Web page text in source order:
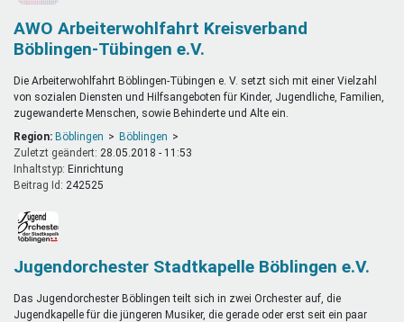
AWO Arbeiterwohlfahrt Kreisverband
Böblingen-Tübingen e.V.
Die Arbeiterwohlfahrt Böblingen-Tübingen e. V. setzt sich mit einer Vielzahl
von sozialen Diensten und Hilfsangeboten für Kinder, Jugendliche, Familien,
zugewanderte Menschen, sowie Behinderte und Alte ein.
Region: Böblingen
Böblingen
Zuletzt geändert: 28.05.2018 - 11:53
Inhaltstyp:
einrichtung
Beitrag Id: 242525
Jugendorchester Stadtkapelle Böblingen e.V.
Das Jugendorchester Böblingen teilt sich in zwei Orchester auf, die
Jugendkapelle für die jüngeren Musiker, die gerade oder erst seit ein paar